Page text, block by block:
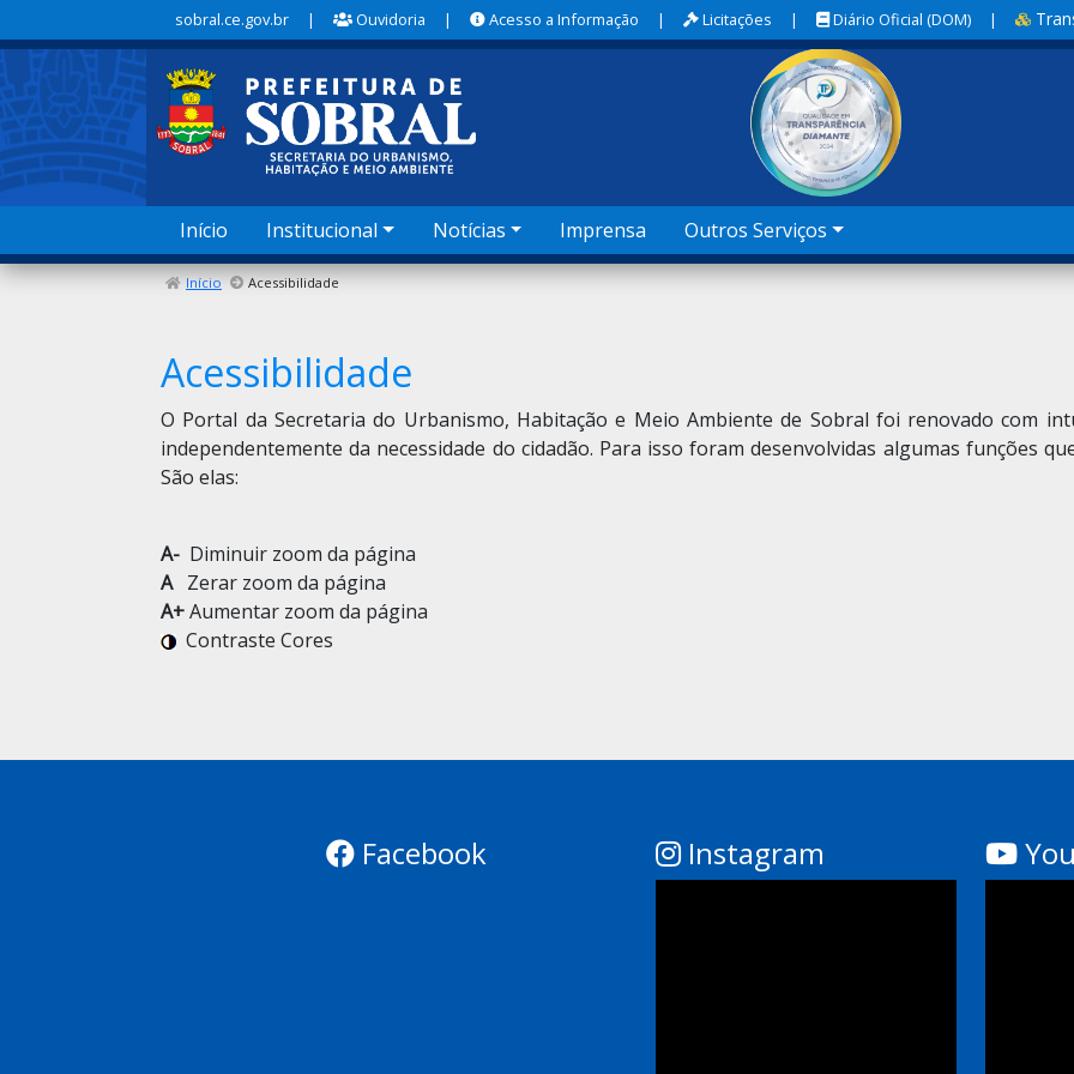
sobral.ce.gov.br | Ouvidoria | Acesso a Informação | Licitações | Diário Oficial (DOM) |
Início Institucional Notícias Imprensa Outros Serviços
Início Acessibilidade
Acessibilidade
O Portal da Secretaria do Urbanismo, Habitação e Meio Ambiente de Sobral foi renovado com
independentemente da necessidade do cidadão. Para isso foram desenvolvidas algumas funções
São elas:
A- Diminuir zoom da página
AZerar zoom da página
A+Aumentar zoom da página
Contraste Cores
Facebook Instagram